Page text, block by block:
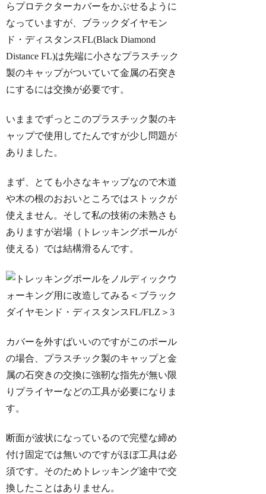
らプロテクターカバーをかぶせるように
なっていますが、ブラックダイヤモン
ド・ディスタンスFL(Black Diamond
Distance FL)は先端に小さなプラスチック
製のキャップがついていて金属の石突き
にするには交換が必要です。
いままでずっとこのプラスチック製のキ
ャップで使用してたんですが少し問題が
ありました。
まず、とても小さなキャップなので木道
や木の根のおおいところではストックが
使えません。そして私の技術の未熟さも
ありますが岩場（トレッキングポールが
使える）では結構滑るんです。
カバーを外すばいいのですがこのポール
の場合、プラスチック製のキャップと金
属の石突きの交換に強靭な指先が無い限
りプライヤーなどの工具が必要になりま
す。
断面が波状になっているので完璧な締め
付け固定では無いのですがほぼ工具は必
須です。そのためトレッキング途中で交
換したことはありません。